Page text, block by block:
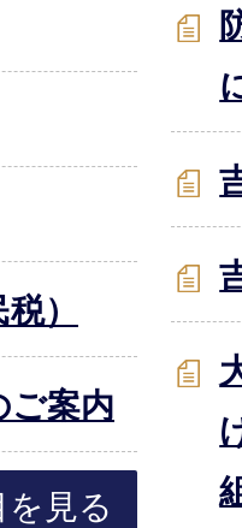
）
ご案内
見る